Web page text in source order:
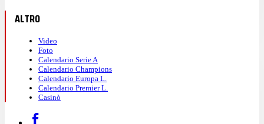
ALTRO
Video
Foto
Calendario Serie A
Calendario Champions
Calendario Europa L.
Calendario Premier L.
Casinò